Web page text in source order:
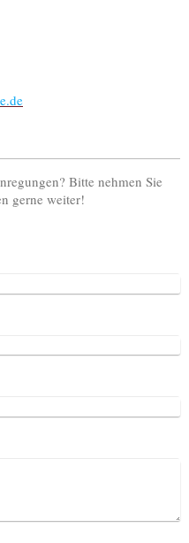
Bitte nehmen Sie
gerne weiter!